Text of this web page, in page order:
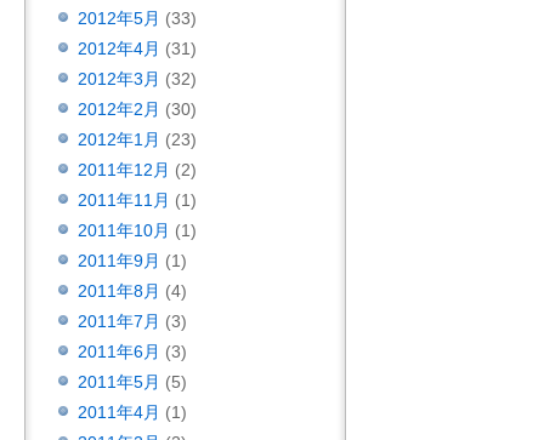
2012年5月 (33)
2012年4月 (31)
2012年3月 (32)
2012年2月 (30)
2012年1月 (23)
2011年12月 (2)
2011年11月 (1)
2011年10月 (1)
2011年9月 (1)
2011年8月 (4)
2011年7月 (3)
2011年6月 (3)
2011年5月 (5)
2011年4月 (1)